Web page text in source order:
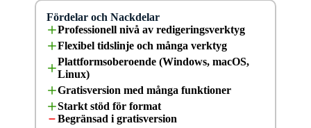
Fördelar och Nackdelar
Professionell nivå av redigeringsverktyg
Flexibel tidslinje och många verktyg
Plattformsoberoende (Windows, macOS,
Linux)
Gratisversion med många funktioner
Starkt stöd för format
Begränsad i gratisversion